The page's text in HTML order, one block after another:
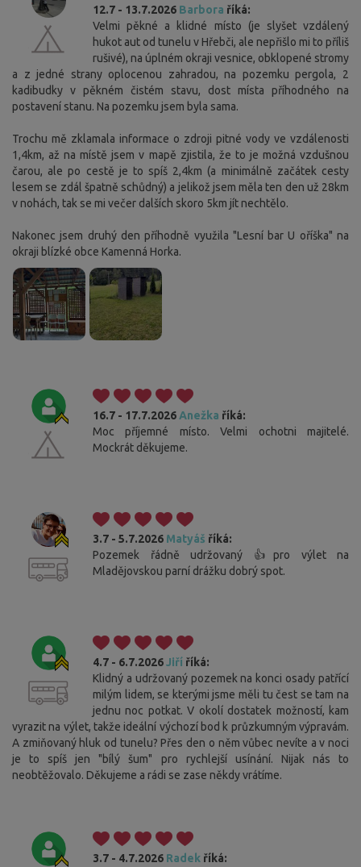
12.7 - 13.7.2026 Barbora říká:
Velmi pěkné a klidné místo (je slyšet vzdálený
hukot aut od tunelu v Hřebči, ale nepřišlo mi to příliš
rušivé), na úplném okraji vesnice, obklopené stromy
a z jedné strany oplocenou zahradou, na pozemku pergola, 2
kadibudky v pěkném čistém stavu, dost místa příhodného na
postavení stanu. Na pozemku jsem byla sama.
Trochu mě zklamala informace o zdroji pitné vody ve vzdálenosti
1,4km, až na místě jsem v mapě zjistila, že to je možná vzdušnou
čarou, ale po cestě je to spíš 2,4km (a minimálně začátek cesty
lesem se zdál špatně schůdný) a jelikož jsem měla ten den už 28km
v nohách, tak se mi večer dalších skoro 5km jít nechtělo.
Nakonec jsem druhý den příhodně využila "Lesní bar U oříška" na
okraji blízké obce Kamenná Horka.
16.7 - 17.7.2026 Anežka říká:
Moc příjemné místo. Velmi ochotni majitelé.
Mockrát děkujeme.
3.7 - 5.7.2026 Matyáš říká:
Pozemek řádně udržovaný 👍pro výlet na
Mladějovskou parní drážku dobrý spot.
4.7 - 6.7.2026Jiří říká:
Klidný a udržovaný pozemek na konci osady patřící
milým lidem, se kterými jsme měli tu čest se tam na
jednu noc potkat. V okolí dostatek možností, kam
vyrazit na výlet, takže ideální výchozí bod k průzkumným výpravám.
A zmiňovaný hluk od tunelu? Přes den o něm vůbec nevíte a v noci
je to spíš jen "bílý šum" pro rychlejší usínání. Nijak nás to
neobtěžovalo. Děkujeme a rádi se zase někdy vrátíme.
3.7 - 4.7.2026 Radek říká: